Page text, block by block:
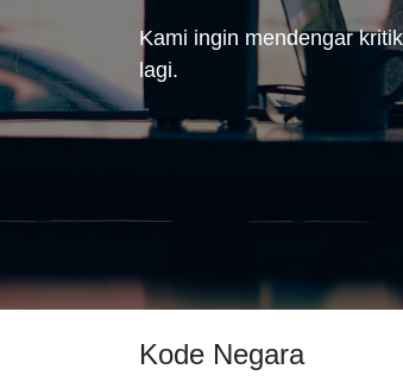
Kami ingin mendengar
lagi.
Kode Negara